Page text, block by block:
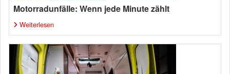
Motorradunfälle: Wenn jede Minute zählt
Weiterlesen